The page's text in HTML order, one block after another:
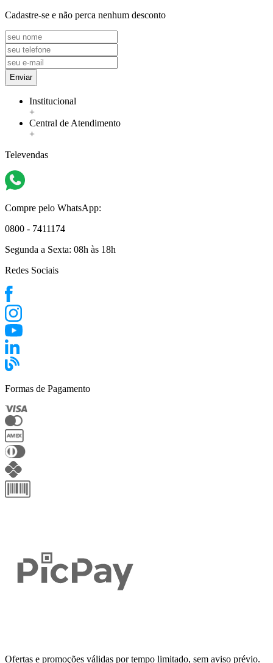
Cadastre-se e não perca nenhum desconto
Enviar
Institucional
+
Central de Atendimento
+
Televendas
Compre pelo WhatsApp:
0800 - 7411174
Segunda a Sexta: 08h às 18h
Redes Sociais
Formas de Pagamento
Ofertas e promoções válidas por tempo limitado, sem aviso prévio.